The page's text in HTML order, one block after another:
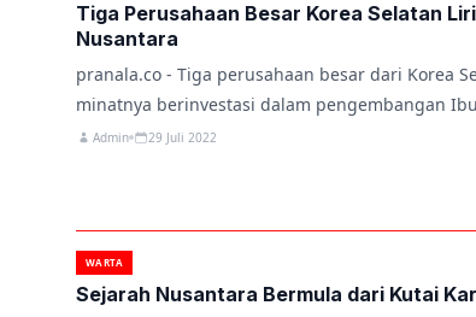
Tiga Perusahaan Besar Korea Selatan
Nusantara
pranala.co - Tiga perusahaan besar dari Korea
minatnya berinvestasi dalam pengembangan
Admin 29 Juli 2022
WARTA
Sejarah Nusantara Bermula dari Kutai